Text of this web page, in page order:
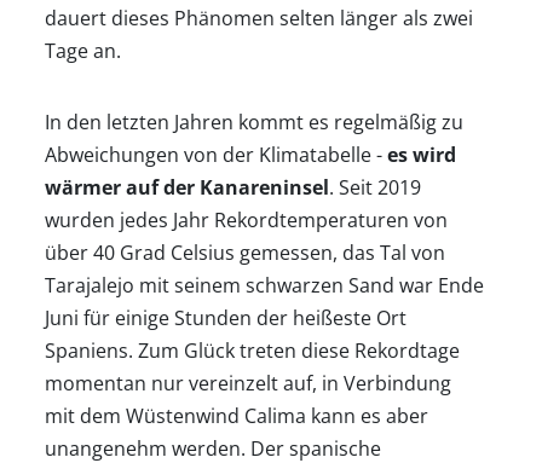
Startseite
Klimatabellen
Beste
Reisezeit
Wann
wohin?
dauert dieses Phänomen selten länger als zwei
Tage an.
In den letzten Jahren kommt es regelmäßig zu
Abweichungen von der Klimatabelle -es wird
wärmer auf der Kanareninsel. Seit 2019
wurden jedes Jahr Rekordtemperaturen von
über 40 Grad Celsius gemessen, das Tal von
Tarajalejo mit seinem schwarzen Sand war Ende
Juni für einige Stunden der heißeste Ort
Spaniens. Zum Glück treten diese Rekordtage
momentan nur vereinzelt auf, in Verbindung
mit dem Wüstenwind Calima kann es aber
unangenehm werden. Der spanische